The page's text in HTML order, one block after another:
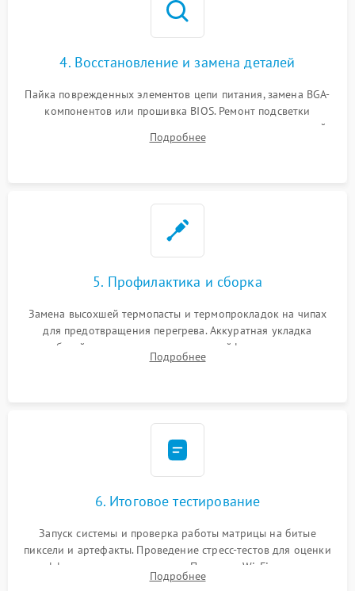
4. Восстановление и замена деталей
Пайка поврежденных элементов цепи питания, замена BGA-
компонентов или прошивка BIOS. Ремонт подсветки
матрицы, замена неисправного накопителя на скоростной
SSD или установка новых модулей памяти.
Подробнее
5. Профилактика и сборка
Замена высохшей термопасты и термопрокладок на чипах
для предотвращения перегрева. Аккуратная укладка
кабелей, подключение хрупких шлейфов матрицы и
надежная фиксация всех элементов внутри корпуса
Подробнее
6. Итоговое тестирование
Запуск системы и проверка работы матрицы на битые
пиксели и артефакты. Проведение стресс-тестов для оценки
эффективности охлаждения. Проверка Wi-Fi, камеры,
микрофона и всех портов перед выдачей устройства.
Подробнее